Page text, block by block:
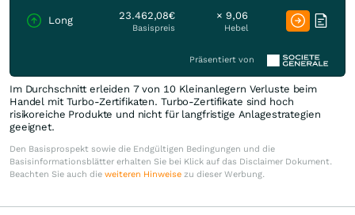
Long 23.462,08€
Basispreis
× 9,06
Hebel
Präsentiert von
Im Durchschnitt erleiden 7 von 10 Kleinanlegern Verluste beim
Handel mit Turbo-Zertifikaten. Turbo-Zertifikate sind hoch
risikoreiche Produkte und nicht für langfristige Anlagestrategien
geeignet.
Den Basisprospekt sowie die Endgültigen Bedingungen und die
Basisinformationsblätter erhalten Sie bei Klick auf das Disclaimer Dokument.
Beachten Sie auch die weiteren Hinweise zu dieser Werbung.